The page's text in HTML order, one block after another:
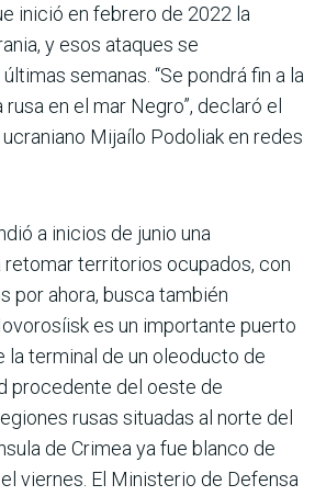
inició en febrero de 2022 la
y esos ataques se
semanas. “Se pondrá fin a la
en el mar Negro”, declaró el
Mijaílo Podoliak en redes
a inicios de junio una
territorios ocupados, con
por ahora, busca también
es un importante puerto
terminal de un oleoducto de
procedente del oeste de
rusas situadas al norte del
de Crimea ya fue blanco de
viernes. El Ministerio de Defensa